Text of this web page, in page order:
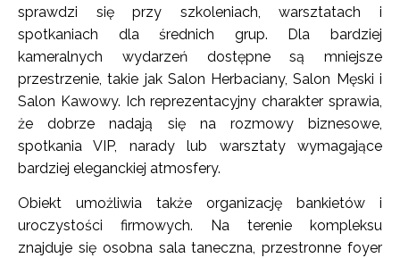
sprawdzi się przy szkoleniach, warsztatach i
spotkaniach dla średnich grup. Dla bardziej
kameralnych wydarzeń dostępne są mniejsze
przestrzenie, takie jak Salon Herbaciany, Salon Męski i
Salon Kawowy. Ich reprezentacyjny charakter sprawia,
że dobrze nadają się na rozmowy biznesowe,
spotkania VIP, narady lub warsztaty wymagające
bardziej eleganckiej atmosfery.
Obiekt umożliwia także organizację bankietów i
uroczystości firmowych. Na terenie kompleksu
znajduje się osobna sala taneczna, przestronne foyer